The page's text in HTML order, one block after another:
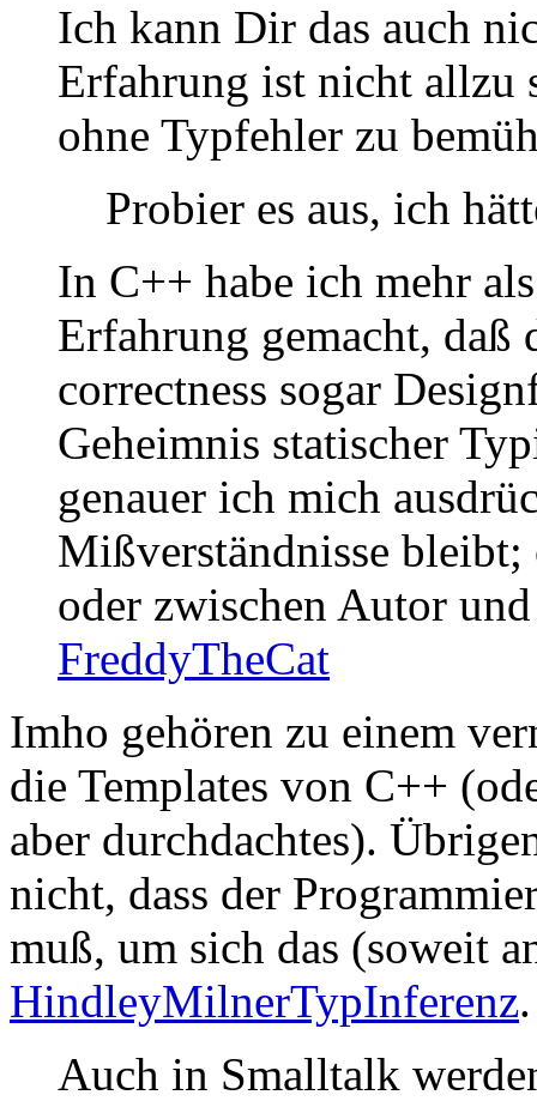
Ich kann Dir das auch
Erfahrung ist nicht allzu
ohne Typfehler zu
Probier es aus, ich
In C++ habe ich mehr
Erfahrung gemacht,
correctness sogar
Geheimnis statischer
genauer ich mich
Mißverständnisse
oder zwischen Autor
FreddyTheCat
Imho gehören zu einem
die Templates von C++
aber durchdachtes).
nicht, dass der
muß, um sich das (soweit
HindleyMilnerTypInferenz.
Auch in Smalltalk